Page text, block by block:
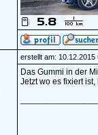
erstellt am: 10.12.2015
Das Gummi in der
Jetzt wo es fixiert